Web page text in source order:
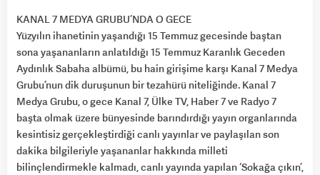
KANAL 7 MEDYA GRUBU’NDA O GECE
Yüzyılın ihanetinin yaşandığı 15 Temmuz gecesinde baştan
sona yaşananların anlatıldığı 15 Temmuz Karanlık Geceden
Aydınlık Sabaha albümü, bu hain girişime karşı Kanal 7 Medya
Grubu’nun dik duruşunun bir tezahürü niteliğinde. Kanal 7
Medya Grubu, o gece Kanal 7, Ülke TV, Haber 7 ve Radyo 7
başta olmak üzere bünyesinde barındırdığı yayın organlarında
kesintisiz gerçekleştirdiği canlı yayınlar ve paylaşılan son
dakika bilgileriyle yaşananlar hakkında milleti
bilinçlendirmekle kalmadı, canlı yayında yapılan ‘Sokağa çıkın’,